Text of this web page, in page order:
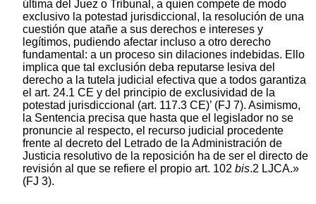
última del Juez o Tribunal, a quien compete de modo
exclusivo la potestad jurisdiccional, la resolución de una
cuestión que atañe a sus derechos e intereses y
legítimos, pudiendo afectar incluso a otro derecho
fundamental: a un proceso sin dilaciones indebidas. Ello
implica que tal exclusión deba reputarse lesiva del
derecho a la tutela judicial efectiva que a todos garantiza
el art. 24.1 CE y del principio de exclusividad de la
potestad jurisdiccional (art. 117.3 CE)’ (FJ 7). Asimismo,
la Sentencia precisa que hasta que el legislador no se
pronuncie al respecto, el recurso judicial procedente
frente al decreto del Letrado de la Administración de
Justicia resolutivo de la reposición ha de ser el directo de
revisión al que se refiere el propio art. 102 bis.2 LJCA.»
(FJ 3).